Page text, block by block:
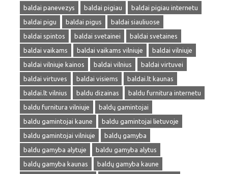
baldai panevezys
baldai pigiau
baldai pigiau internetu
baldai pigu
baldai pigus
baldai siauliuose
baldai spintos
baldai svetainei
baldai svetaines
baldai vaikams
baldai vaikams vilniuje
baldai vilniuje
baldai vilniuje kainos
baldai vilnius
baldai virtuvei
baldai virtuves
baldai visiems
baldai.lt kaunas
baldai.lt vilnius
baldu dizainas
baldu furnitura internetu
baldu furnitura vilniuje
baldų gamintojai
baldu gamintojai kaune
baldu gamintojai lietuvoje
baldu gamintojai vilniuje
baldų gamyba
baldu gamyba alytuje
baldu gamyba alytus
baldų gamyba kaunas
baldų gamyba kaune